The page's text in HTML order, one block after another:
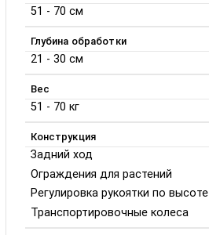
51 - 70 см
Глубина обработки
21 - 30 см
Вес
51 - 70 кг
Конструкция
Задний ход
Ограждения для растений
Регулировка рукоятки по высоте
Транспортировочные колеса